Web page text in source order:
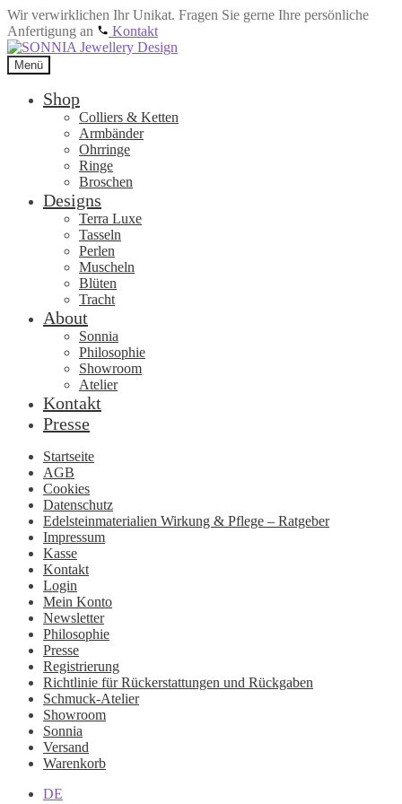
Wir verwirklichen Ihr Unikat. Fragen Sie gerne Ihre persönliche
Anfertigung an
Kontakt
Zur
Navigation
springen
Zum
Inhalt
springen
Menü
Shop
Colliers & Ketten
Armbänder
Ohrringe
Ringe
Broschen
Designs
Terra Luxe
Tasseln
Perlen
Muscheln
Blüten
Tracht
About
Sonnia
Philosophie
Showroom
Atelier
Kontakt
Presse
Startseite
AGB
Cookies
Datenschutz
Edelsteinmaterialien Wirkung & Pflege – Ratgeber
Impressum
Kasse
Kontakt
Login
Mein Konto
Newsletter
Philosophie
Presse
Registrierung
Richtlinie für Rückerstattungen und Rückgaben
Schmuck-Atelier
Showroom
Sonnia
Versand
Warenkorb
DE